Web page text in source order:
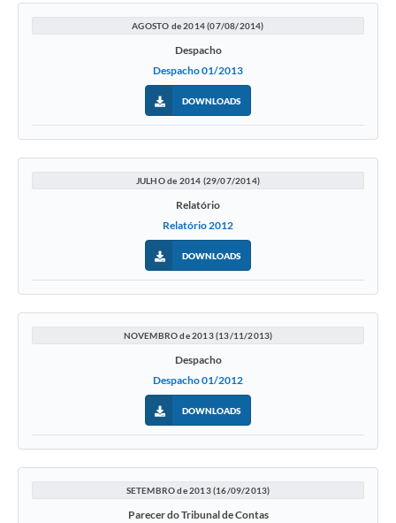
AGOSTO de 2014 (07/08/2014)
Despacho
Despacho 01/2013
DOWNLOADS
JULHO de 2014 (29/07/2014)
Relatório
Relatório 2012
DOWNLOADS
NOVEMBRO de 2013 (13/11/2013)
Despacho
Despacho 01/2012
DOWNLOADS
SETEMBRO de 2013 (16/09/2013)
Parecer do Tribunal de Contas